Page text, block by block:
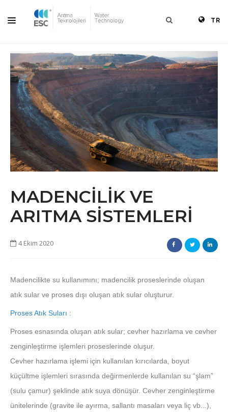
TR
ANASAYFA
KURUMSAL
ÜRÜNLER
ÇÖZÜMLER
KAYNAKLAR
BLOG
İLETIŞIM
MADENCİLİK VE
ARITMA SİSTEMLERİ
4 Ekim 2020
Madencilikte su kullanımını; madencilik proseslerinde oluşan
atık sular ve proses dışı oluşan atık sular oluşturur.
Proses Atık Suları :
Proses esnasında oluşan atık sular; cevher hazırlama ve cevher
zenginleştirme işlemleri proseslerinde oluşur.
Cevher hazırlama işlemi için kullanılan kırıcılarda, boyut
küçültme işlemleri sırasında değirmenlerde kullanılan su “şlam”
(sulu çamur) şeklinde atık suya dönüşür. Cevher zenginleştirme
ünitelerinde (gravite ile ayırma, sallantı masaları veya liç vb...),